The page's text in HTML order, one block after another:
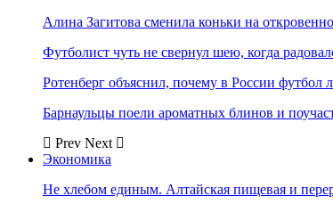
Алина Загитова сменила коньки на
Футболист чуть не свернул шею, когда
Ротенберг объяснил, почему в России футбол
Барнаульцы поели ароматных блинов и
Prev Next
Экономика
Не хлебом единым. Алтайская пищевая и